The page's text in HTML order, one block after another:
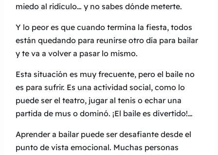
miedo al ridículo… y no sabes dónde meterte.
Y lo peor es que cuando termina la fiesta, todos
están quedando para reunirse otro día para bailar
y te va a volver a pasar lo mismo.
Esta situación es muy frecuente, pero el baile no
es para sufrir. Es una actividad social, como lo
puede ser el teatro, jugar al tenis o echar una
partida de mus o dominó. ¡El baile es divertido!…
Aprender a bailar puede ser desafiante desde el
punto de vista emocional. Muchas personas